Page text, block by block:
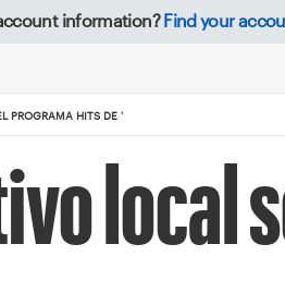
information? Find your
PROGRAMA HITS DE '
local